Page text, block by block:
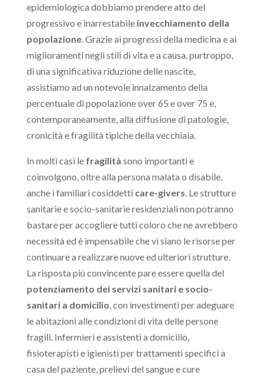
epidemiologica dobbiamo prendere atto del
progressivo e inarrestabile invecchiamento della
popolazione. Grazie ai progressi della medicina e ai
miglioramenti negli stili di vita e a causa, purtroppo,
di una significativa riduzione delle nascite,
assistiamo ad un notevole innalzamento della
percentuale di popolazione over 65 e over 75 e,
contemporaneamente, alla diffusione di patologie,
cronicità e fragilità tipiche della vecchiaia.
In molti casi lefragilità sono importanti e
coinvolgono, oltre alla persona malata o disabile,
anche i familiari cosiddetti care-givers . Le strutture
sanitarie e socio-sanitarie residenziali non potranno
bastare per accogliere tutti coloro che ne avrebbero
necessità ed è impensabile che vi siano le risorse per
continuare a realizzare nuove ed ulteriori strutture.
La risposta più convincente pare essere quella del
potenziamento dei servizi sanitari e socio-
sanitari a domicilio , con investimenti per adeguare
le abitazioni alle condizioni di vita delle persone
fragili. Infermieri e assistenti a domicilio,
fisioterapisti e igienisti per trattamenti specifici a
casa del paziente, prelievi del sangue e cure